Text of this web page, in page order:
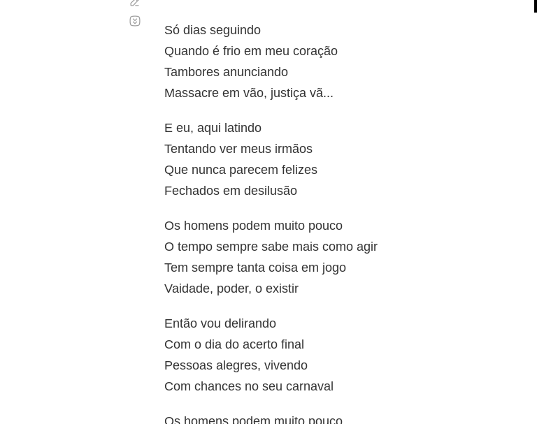
Só dias seguindo
Quando é frio em meu coração
Tambores anunciando
Massacre em vão, justiça vã...
E eu, aqui latindo
Tentando ver meus irmãos
Que nunca parecem felizes
Fechados em desilusão
Os homens podem muito pouco
O tempo sempre sabe mais como agir
Tem sempre tanta coisa em jogo
Vaidade, poder, o existir
Então vou delirando
Com o dia do acerto final
Pessoas alegres, vivendo
Com chances no seu carnaval
Os homens podem muito pouco
automático